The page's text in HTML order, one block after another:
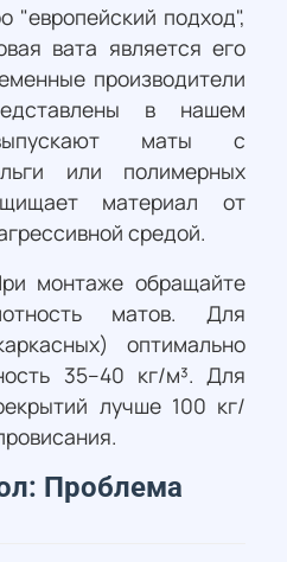
"европейский подход",
вата является его
производители
в нашем
маты с
или полимерных
материал от
средой.
монтаже обращайте
матов. Для
оптимально
35–40 кг/м³. Для
лучше 100 кг/
Проблема